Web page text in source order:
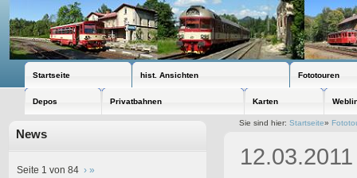
Startseite hist. Ansichten Fototouren
Depos Privatbahnen Karten
Sie sind hier:Startseite»
News
Seite 1 von 84 › »